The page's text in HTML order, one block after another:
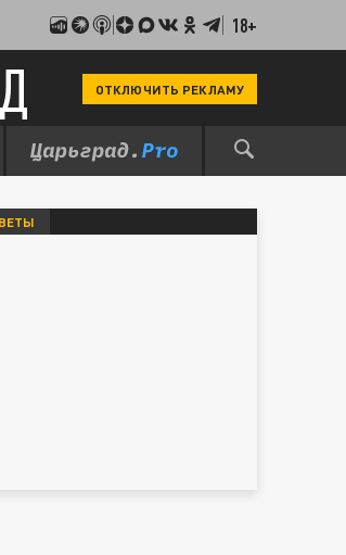
18+
ОТКЛЮЧИТЬ РЕКЛАМУ